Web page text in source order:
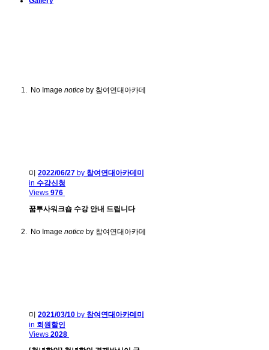
No Image notice by 참여연대아카데
미 2022/06/27 by 참여연대아카데미
in 수강신청
Views 976
꿈투사워크숍 수강 안내 드립니다
No Image notice by 참여연대아카데
미 2021/03/10 by 참여연대아카데미
in 회원할인
Views 2028